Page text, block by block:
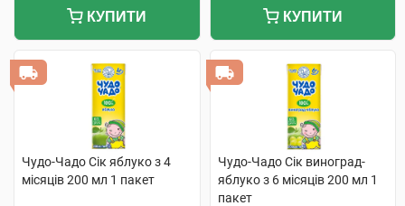
КУПИТИ КУПИТИ
Чудо-Чадо Сік яблуко з 4
місяців 200 мл 1 пакет
Чудо-Чадо Сік виноград-
яблуко з 6 місяців 200 мл 1
пакет